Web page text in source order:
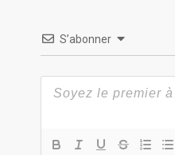
S’abonner